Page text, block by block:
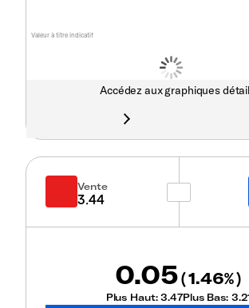
Valeur à titre indicatif
Accédez aux graphiques
Vente
3.44
0.05(1.46%)
Plus Haut:3.47Plus Bas: